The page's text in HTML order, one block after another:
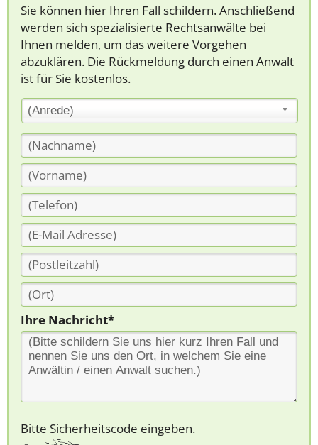
Sie können hier Ihren Fall schildern. Anschließend
werden sich spezialisierte Rechtsanwälte bei
Ihnen melden, um das weitere Vorgehen
abzuklären. Die Rückmeldung durch einen Anwalt
ist für Sie kostenlos.
(Anrede)
Ihre Nachricht*
Bitte Sicherheitscode eingeben.